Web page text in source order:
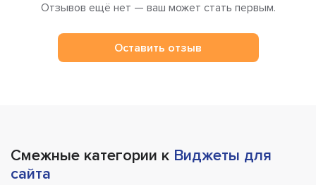
Отзывов ещё нет — ваш может стать первым.
Оставить отзыв
Смежные категории к Виджеты для
сайта